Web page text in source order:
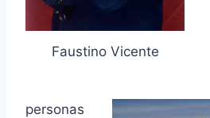
Faustino Vicente
personas